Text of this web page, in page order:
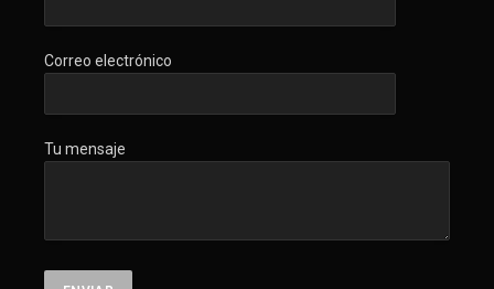
Correo electrónico
Tu mensaje